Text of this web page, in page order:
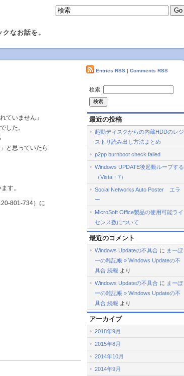
なお話を。
ていません」
した。
と思っていたら
す。
801-734）に
Entries RSS | Comments RSS
検索:
最近の投稿
起動ディスクからの内蔵HDDのレジ
ストリ読み出し方法まとめ
p2pp burnboot check failed
Windows UPDATE後起動ループする
（Vista・7）
Social Networks Auto Poster エラ
ー
MicroSoft Office製品の使用可能ライ
センス数について
最近のコメント
Windows Updateの不具合 に まーぼ
ーの雑記帳 » Windows Updateの不
具合 続報 より
Windows Updateの不具合 に まーぼ
ーの雑記帳 » Windows Updateの不
具合 続報 より
アーカイブ
2018年9月
2015年8月
2014年10月
2014年9月